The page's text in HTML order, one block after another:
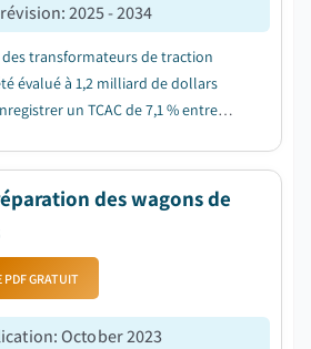
:2025 - 2034
transformateurs de traction
évalué à 1,2 milliard de dollars
un TCAC de 7,1 % entre
des wagons de
PDF GRATUIT
:October 2023